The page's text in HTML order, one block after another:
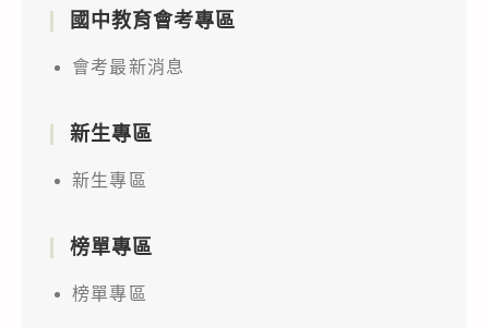
國中教育會考專區
會考最新消息
新生專區
新生專區
榜單專區
榜單專區